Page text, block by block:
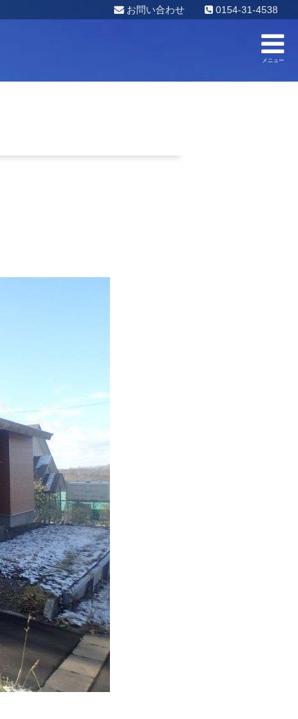
お問い合わせ 0154-31-4538
メニュー